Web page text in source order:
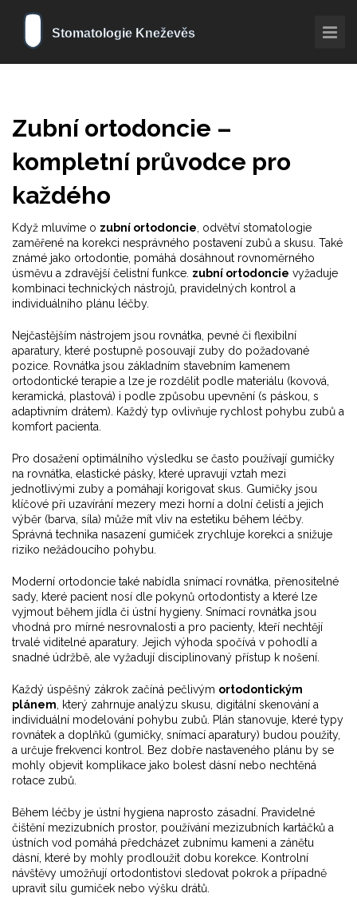
Zubní ortodoncie –
kompletní průvodce pro
každého
Když mluvíme o zubní ortodoncie odvětví stomatologie
zaměřené na korekci nesprávného postavení zubů a skusu . Také
známé jako ortodontie , pomáhá dosáhnout rovnoměrného
úsměvu a zdravější čelistní funkce. zubní ortodoncie vyžaduje
kombinaci technických nástrojů, pravidelných kontrol a
individuálního plánu léčby.
Nejčastějším nástrojem jsou rovnátka pevné či flexibilní
aparatury, které postupně posouvají zuby do požadované
pozice . Rovnátka jsou základním stavebním kamenem
ortodontické terapie a lze je rozdělit podle materiálu (kovová,
keramická, plastová) i podle způsobu upevnění (s páskou, s
adaptivním drátem). Každý typ ovlivňuje rychlost pohybu zubů a
komfort pacienta.
Pro dosažení optimálního výsledku se často používají gumičky
na rovnátka elastické pásky, které upravují vztah mezi
jednotlivými zuby a pomáhají korigovat skus . Gumičky jsou
klíčové při uzavírání mezery mezi horní a dolní čelistí a jejich
výběr (barva, síla) může mít vliv na estetiku během léčby.
Správná technika nasazení gumiček zrychluje korekci a snižuje
riziko nežádoucího pohybu.
Moderní ortodoncie také nabídla snímací rovnátka přenositelné
sady, které pacient nosí dle pokynů ortodontisty a které lze
vyjmout během jídla či ústní hygieny. Snímací rovnátka jsou
vhodná pro mírné nesrovnalosti a pro pacienty, kteří nechtějí
trvalé viditelné aparatury. Jejich výhoda spočívá v pohodlí a
snadné údržbě, ale vyžadují disciplinovaný přístup k nošení.
Každý úspěšný zákrok začíná pečlivým ortodontickým
plánem , který zahrnuje analýzu skusu, digitální skenování a
individuální modelování pohybu zubů. Plán stanovuje, které typy
rovnátek a doplňků (gumičky, snímací aparatury) budou použity,
a určuje frekvenci kontrol. Bez dobře nastaveného plánu by se
mohly objevit komplikace jako bolest dásní nebo nechtěná
rotace zubů.
Během léčby je ústní hygiena naprosto zásadní. Pravidelné
čištění mezizubních prostor, používání mezizubních kartáčků a
ústních vod pomáhá předcházet zubnímu kameni a zánětu
dásní, které by mohly prodloužit dobu korekce. Kontrolní
návštěvy umožňují ortodontistovi sledovat pokrok a případně
upravit sílu gumiček nebo výšku drátů.